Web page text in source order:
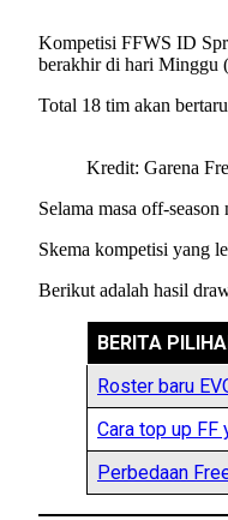
Kompetisi FFWS ID
berakhir di hari Minggu
Total 18 tim akan
Kredit: Garena
Selama masa off-
Skema kompetisi yang
Berikut adalah hasil
BERITA
Roster baru
Cara top up FF
Perbedaan